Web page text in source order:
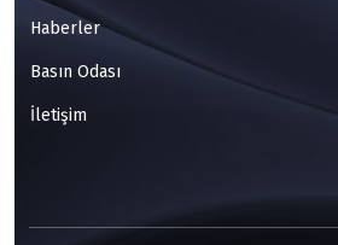
Haberler
Basın Odası
İletişim